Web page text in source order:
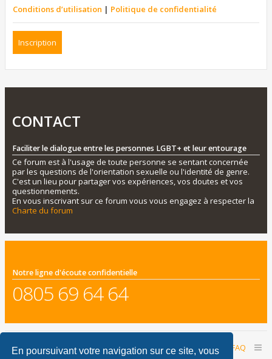
En poursuivant votre navigation sur ce site, vous
Conditions d’utilisation | Politique de confidentialité
Inscription
CONTACT
Faciliter le dialogue entre les personnes LGBT+ et leur entourage
Ce forum est à l'usage de toute personne se sentant concernée
par les questions de l'orientation sexuelle ou l'identité de genre.
C'est un lieu pour partager vos expériences, vos doutes et vos
questionnements.
En vous inscrivant sur ce forum vous vous engagez à respecter la
Charte du forum
Notre ligne d'écoute confidentielle
0805 69 64 64
Accueil du forum FAQ
Nous contacter